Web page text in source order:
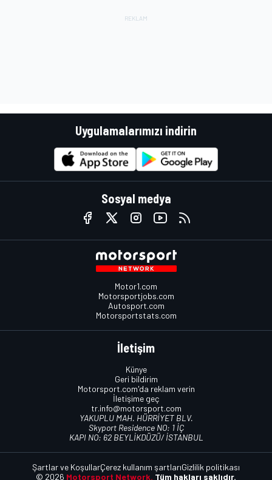
Uygulamalarımızı indirin
Sosyal medya
Motor1.com
Motorsportjobs.com
Autosport.com
Motorsportstats.com
İletişim
Künye
Geri bildirim
Motorsport.com'da reklam verin
İletişime geç
tr.info@motorsport.com
YAKUPLU MAH. HÜRRİYET BLV.
Skyport Residence NO: 1 İÇ
KAPI NO: 62 BEYLİKDÜZÜ/ İSTANBUL
© 2026 Motorsport Network. Tüm hakları saklıdır.
Şartlar ve KoşullarÇerez kullanım şartlarıGizlilik politikası